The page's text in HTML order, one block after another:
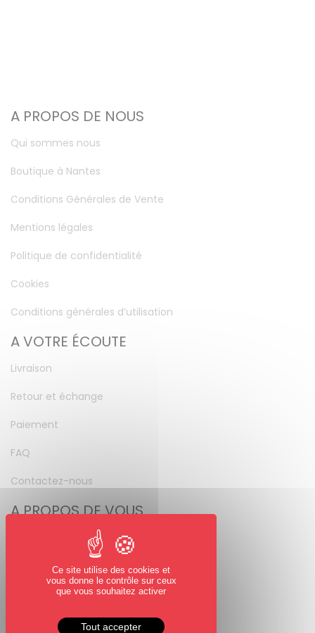
A PROPOS DE NOUS
Qui sommes nous
Boutique à Nantes
Conditions Générales de Vente
Mentions légales
Politique de confidentialité
Cookies
Conditions générales d’utilisation
A VOTRE ÉCOUTE
Livraison
Retour et échange
Paiement
FAQ
Contactez-nous
A PROPOS DE VOUS
Mot de passe perdu
NOUS SUIVRE
Facebook
Ce site utilise des cookies et
vous donne le contrôle sur ceux
que vous souhaitez activer
Tout accepter